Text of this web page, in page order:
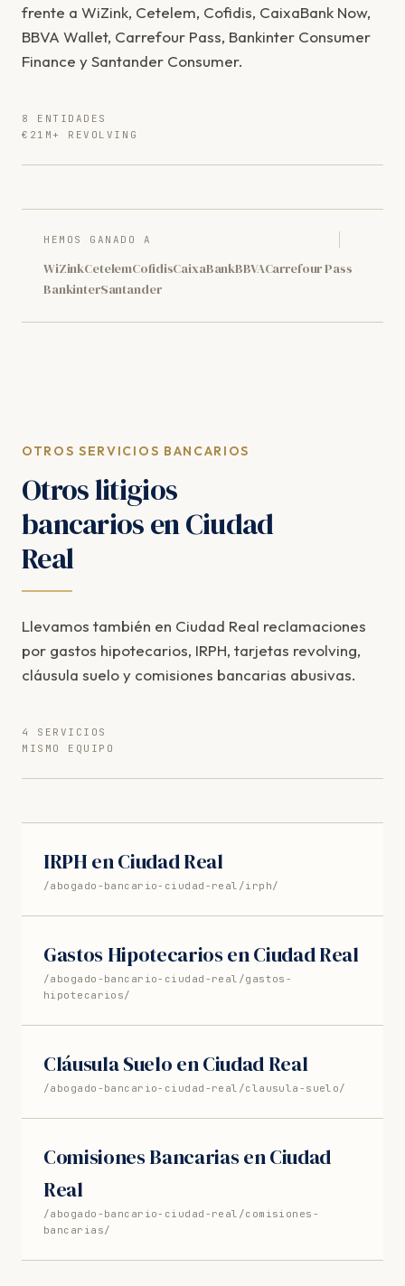
frente a WiZink, Cetelem, Cofidis, CaixaBank Now,
BBVA Wallet, Carrefour Pass, Bankinter Consumer
Finance y Santander Consumer.
8 ENTIDADES
€21M+ REVOLVING
HEMOS GANADO A
WiZinkCetelemCofidisCaixaBankBBVACarrefour Pass
BankinterSantander
OTROS SERVICIOS BANCARIOS
Otros litigios
bancarios en Ciudad
Real
Llevamos también en Ciudad Real reclamaciones
por gastos hipotecarios, IRPH, tarjetas revolving,
cláusula suelo y comisiones bancarias abusivas.
4 SERVICIOS
MISMO EQUIPO
IRPH en Ciudad Real
/abogado-bancario-ciudad-real/irph/
Gastos Hipotecarios en Ciudad Real
/abogado-bancario-ciudad-real/gastos-
hipotecarios/
Cláusula Suelo en Ciudad Real
/abogado-bancario-ciudad-real/clausula-suelo/
Comisiones Bancarias en Ciudad
Real
/abogado-bancario-ciudad-real/comisiones-
bancarias/